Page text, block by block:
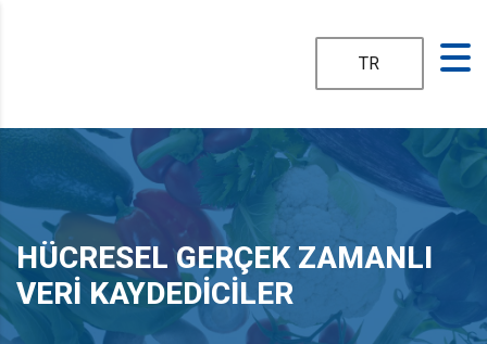
TR
HÜCRESEL GERÇEK ZAMANLI
VERI KAYDEDICILER